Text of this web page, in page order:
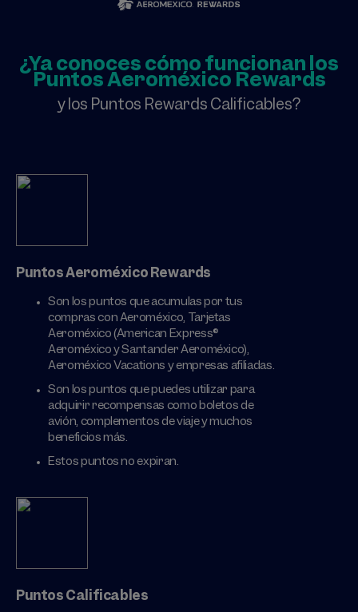
¿Ya conoces cómo funcionan los
Puntos Aeroméxico Rewards
y los Puntos Rewards Calificables?
Puntos Aeroméxico Rewards
Son los puntos que acumulas por tus
compras con Aeroméxico, Tarjetas
Aeroméxico (American Express®
Aeroméxico y Santander Aeroméxico),
Aeroméxico Vacations y empresas afiliadas.
Son los puntos que puedes utilizar para
adquirir recompensas como boletos de
avión, complementos de viaje y muchos
beneficios más.
Estos puntos no expiran.
Puntos Calificables